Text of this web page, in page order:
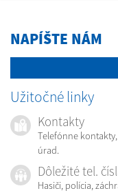
NAPÍŠTE NÁM
Užitočné linky
Kontakty
Telefónne
úrad.
Dôležité tel.
Hasiči, polícia,